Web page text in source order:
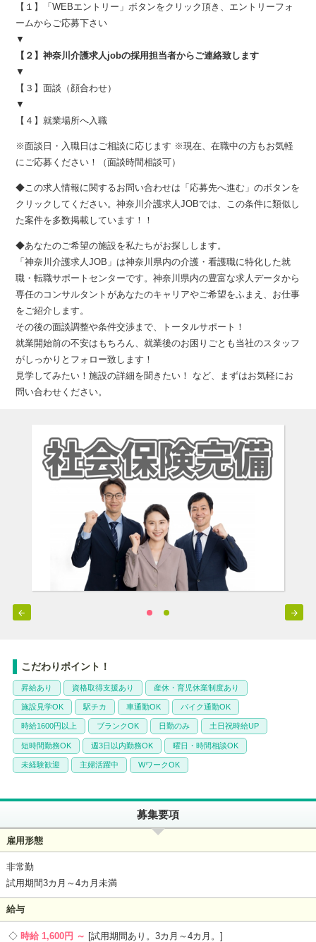
【１】「WEBエントリー」ボタンをクリック頂き、エントリーフォ
ームからご応募下さい
▼
【２】神奈川介護求人jobの採用担当者からご連絡致します
▼
【３】面談（顔合わせ）
▼
【４】就業場所へ入職
※面談日・入職日はご相談に応じます ※現在、在職中の方もお気軽
にご応募ください！（面談時間相談可）
◆この求人情報に関するお問い合わせは「応募先へ進む」のボタンを
クリックしてください。神奈川介護求人JOBでは、この条件に類似し
た案件を多数掲載しています！！
◆あなたのご希望の施設を私たちがお探しします。
「神奈川介護求人JOB」は神奈川県内の介護・看護職に特化した就
職・転職サポートセンターです。神奈川県内の豊富な求人データから
専任のコンサルタントがあなたのキャリアやご希望をふまえ、お仕事
をご紹介します。
その後の面談調整や条件交渉まで、トータルサポート！
就業開始前の不安はもちろん、就業後のお困りごとも当社のスタッフ
がしっかりとフォロー致します！
見学してみたい！施設の詳細を聞きたい！ など、まずはお気軽にお
問い合わせください。
 
こだわりポイント！
昇給あり 資格取得支援あり 産休・育児休業制度あり
施設見学OK 駅チカ 車通勤OK バイク通勤OK
時給1600円以上 ブランクOK 日勤のみ 土日祝時給UP
短時間勤務OK 週3日以内勤務OK 曜日・時間相談OK
未経験歓迎 主婦活躍中 WワークOK
募集要項
雇用形態
非常勤
試用期間3カ月～4カ月未満
給与
時給 1,600円 ～ 試用期間あり。3カ月～4カ月。